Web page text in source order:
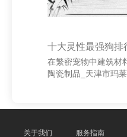
十大灵性最强狗排
在繁密宠物中建筑材
陶瓷制品_天津市玛
供。以下是十大灵性
由衷，是最好家庭伴
关于我们 服务指南